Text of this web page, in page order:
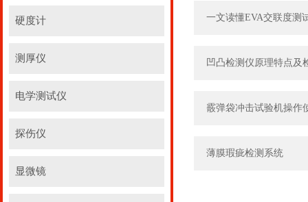
硬度计
测厚仪
电学测试仪
探伤仪
显微镜
一文读懂EVA交联度测
凹凸检测仪原理特点及
霰弹袋冲击试验机操作
薄膜瑕疵检测系统